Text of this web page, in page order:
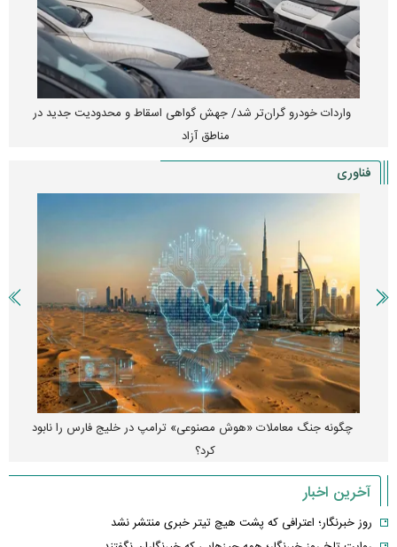
واردات خودرو گران‌تر شد/ جهش گواهی اسقاط و محدودیت جدید در
مناطق آزاد
فناوری
چگونه جنگ معاملات «هوش مصنوعی» ترامپ در خلیج فارس را نابود
کرد؟
آخرین اخبار
روز خبرنگار؛ اعترافی که پشت هیچ تیتر خبری منتشر نشد